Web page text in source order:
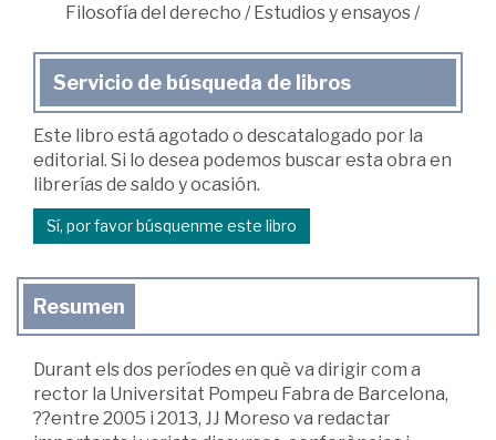
Filosofía del derecho /Estudios y ensayos /
Servicio de búsqueda de libros
Este libro está agotado o descatalogado por la
editorial. Si lo desea podemos buscar esta obra en
librerías de saldo y ocasión.
Sí, por favor búsquenme este libro
Resumen
Durant els dos períodes en què va dirigir com a
rector la Universitat Pompeu Fabra de Barcelona,
??entre 2005 i 2013, JJ Moreso va redactar